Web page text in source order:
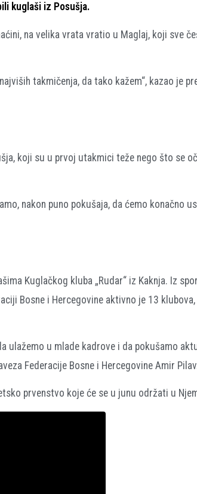
kuglaši iz Posušja.
na velika vrata vratio u Maglaj, koji sve
takmičenja, da tako kažem“, kazao je
koji su u prvoj utakmici teže nego što se
nakon puno pokušaja, da ćemo konačno
Kuglačkog kluba „Rudar“ iz Kaknja. Iz
Bosne i Hercegovine aktivno je 13
ulažemo u mlade kadrove i da pokušamo
Federacije Bosne i Hercegovine Amir
prvenstvo koje će se u junu održati u